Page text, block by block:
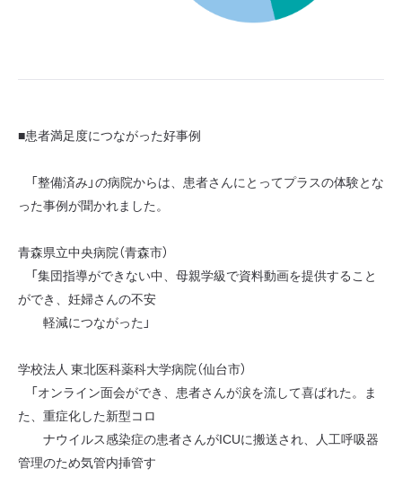
■患者満足度につながった好事例
「整備済み」の病院からは、患者さんにとってプラスの体験とな
った事例が聞かれました。
青森県立中央病院（青森市）
「集団指導ができない中、母親学級で資料動画を提供すること
ができ、妊婦さんの不安
軽減につながった」
学校法人 東北医科薬科大学病院（仙台市）
「オンライン面会ができ、患者さんが涙を流して喜ばれた。ま
た、重症化した新型コロ
ナウイルス感染症の患者さんがICUに搬送され、人工呼吸器
管理のため気管内挿管す